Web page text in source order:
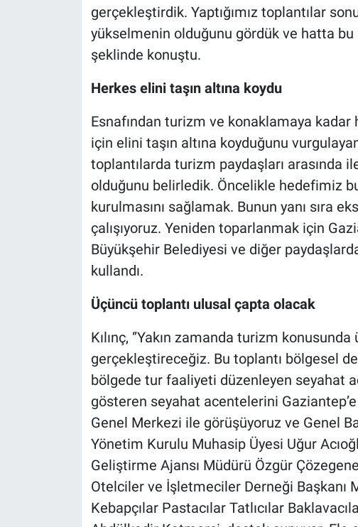
gerçekleştirdik. Yaptığımız toplantılar
yükselmenin olduğunu gördük ve hatta bu
şeklinde konuştu.
Herkes elini taşın altına koydu
Esnafından turizm ve konaklamaya
için elini taşın altına koyduğunu vurgulayan
toplantılarda turizm paydaşları arasında
olduğunu belirledik. Öncelikle hedefimiz
kurulmasını sağlamak. Bunun yanı sıra
çalışıyoruz. Yeniden toparlanmak için
Büyükşehir Belediyesi ve diğer
kullandı.
Üçüncü toplantı ulusal çapta olacak
Kılınç, ‘’Yakın zamanda turizm konusunda
gerçekleştireceğiz. Bu toplantı bölgesel
bölgede tur faaliyeti düzenleyen seyahat
gösteren seyahat acentelerini
Genel Merkezi ile görüşüyoruz ve Genel
Yönetim Kurulu Muhasip Üyesi Uğur
Geliştirme Ajansı Müdürü Özgür
Otelciler ve İşletmeciler Derneği Başkanı
Kebapçılar Pastacılar Tatlıcılar